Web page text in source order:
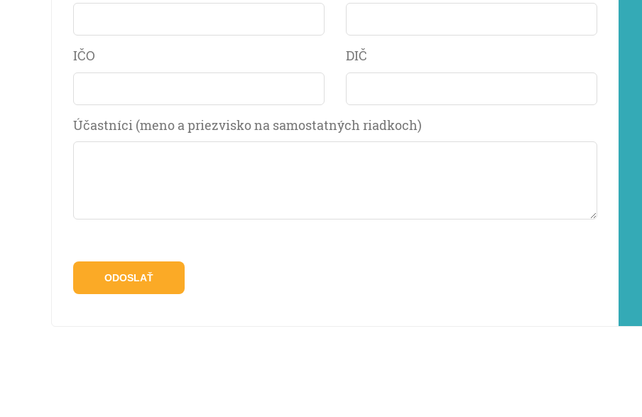
IČO DIČ
Účastníci (meno a priezvisko na samostatných riadkoch)